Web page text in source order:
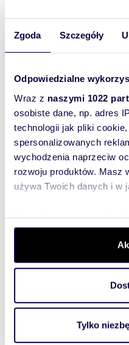
Zgoda Szczegóły
Odpowiedzialne
Wraz z naszymi 1022
osobiste dane, np. adres
technologii jak pliki
spersonalizowanych
wychodzenia naprzeciw
rozwoju produktów. Masz
używa Twoich danych i w
dane są przetwarzane
. W
zmienić lub wycofać swoją
Wykorzystujemy pliki
i reklam, aby oferować
korzystasz z naszej
Tylko
m
polecam
365 000 zł
mieszkanie
Grabiszyn,
IDEALNE POD
LOKAL W STANIE
Na sprzedaż
WYRÓŻNIONE